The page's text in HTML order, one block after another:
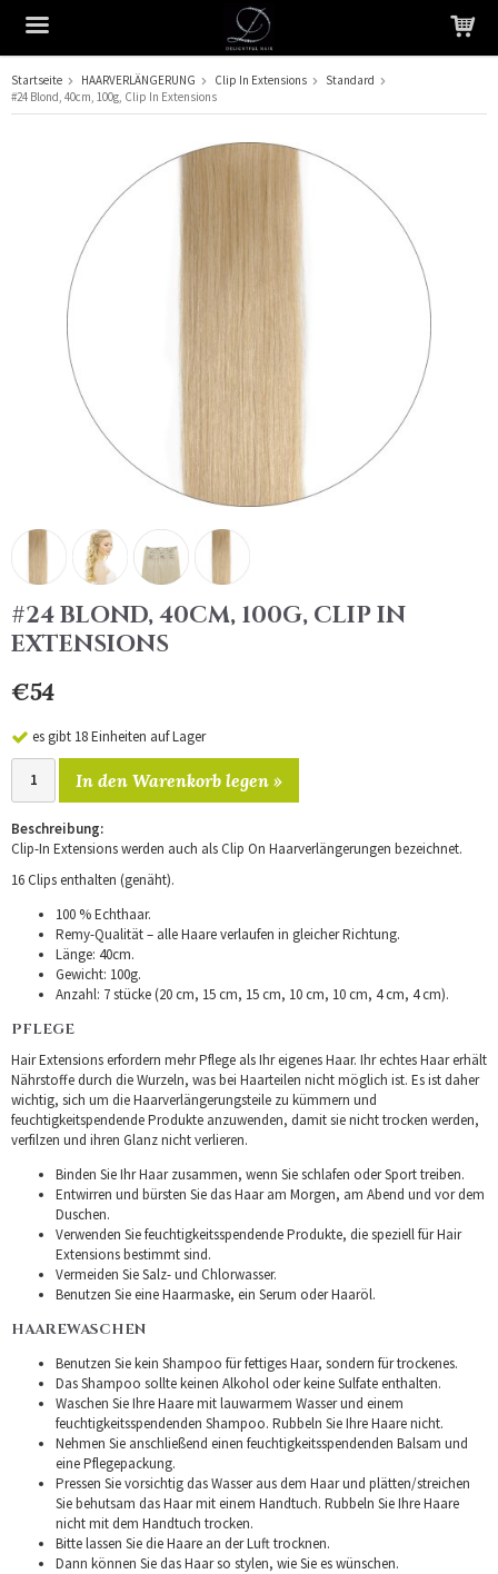
Das Produkt wurde in Ihren Warenkorb gelegt
Startseite HAARVERLÄNGERUNG Clip In Extensions
Standard
#24 Blond, 40cm, 100g, Clip In Extensions
#24 BLOND, 40CM, 100G, CLIP IN
EXTENSIONS
€54
es gibt 18 Einheiten auf Lager
In den Warenkorb legen »
Beschreibung:
Clip-In Extensions werden auch als Clip On Haarverlängerungen bezeichnet.
16 Clips enthalten (genäht).
100 % Echthaar.
Remy-Qualität – alle Haare verlaufen in gleicher Richtung.
Länge: 40cm.
Gewicht: 100g.
Anzahl: 7 stücke (20 cm, 15 cm, 15 cm, 10 cm, 10 cm, 4 cm, 4 cm).
PFLEGE
Hair Extensions erfordern mehr Pflege als Ihr eigenes Haar. Ihr echtes Haar erhält
Nährstoffe durch die Wurzeln, was bei Haarteilen nicht möglich ist. Es ist daher
wichtig, sich um die Haarverlängerungsteile zu kümmern und
feuchtigkeitspendende Produkte anzuwenden, damit sie nicht trocken werden,
verfilzen und ihren Glanz nicht verlieren.
Binden Sie Ihr Haar zusammen, wenn Sie schlafen oder Sport treiben.
Entwirren und bürsten Sie das Haar am Morgen, am Abend und vor dem
Duschen.
Verwenden Sie feuchtigkeitsspendende Produkte, die speziell für Hair
Extensions bestimmt sind.
Vermeiden Sie Salz- und Chlorwasser.
Benutzen Sie eine Haarmaske, ein Serum oder Haaröl.
HAAREWASCHEN
Benutzen Sie kein Shampoo für fettiges Haar, sondern für trockenes.
Das Shampoo sollte keinen Alkohol oder keine Sulfate enthalten.
Waschen Sie Ihre Haare mit lauwarmem Wasser und einem
feuchtigkeitsspendenden Shampoo. Rubbeln Sie Ihre Haare nicht.
Nehmen Sie anschließend einen feuchtigkeitsspendenden Balsam und
eine Pflegepackung.
Pressen Sie vorsichtig das Wasser aus dem Haar und plätten/streichen
Sie behutsam das Haar mit einem Handtuch. Rubbeln Sie Ihre Haare
nicht mit dem Handtuch trocken.
Bitte lassen Sie die Haare an der Luft trocknen.
Dann können Sie das Haar so stylen, wie Sie es wünschen.